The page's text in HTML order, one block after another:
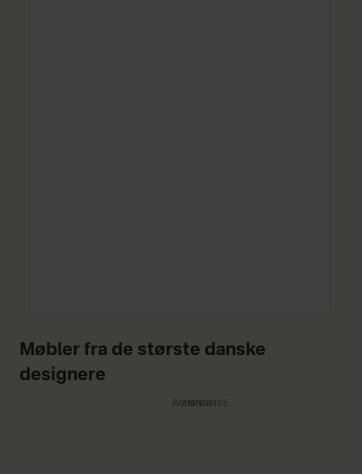
Møbler fra de største danske
designere
Annonce